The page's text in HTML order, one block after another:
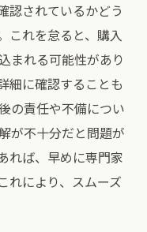
めのポイント
る方法
たらすメリット
選択
認されているかどう
これを怠ると、購入
まれる可能性があり
細に確認することも
の責任や不備につい
が不十分だと問題が
れば、早めに専門家
れにより、スムーズ